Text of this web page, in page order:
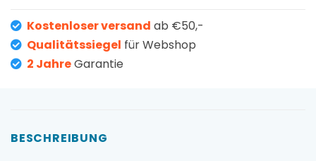
Kostenloser versand ab €50,-
Qualitätssiegel für Webshop
2 JahreGarantie
BESCHREIBUNG